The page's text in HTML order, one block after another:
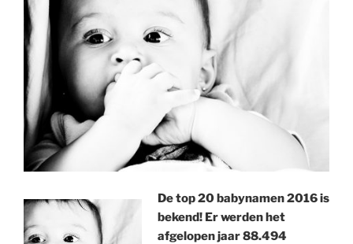
De top 20 babynamen 2016 is
bekend! Er werden het
afgelopen jaar 88.494